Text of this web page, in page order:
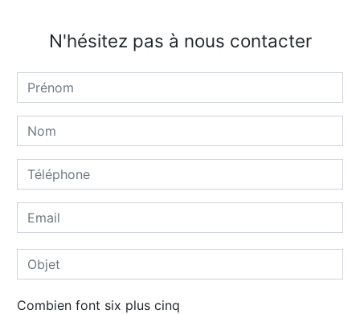
N'hésitez pas à nous contacter
Combien font six plus cinq